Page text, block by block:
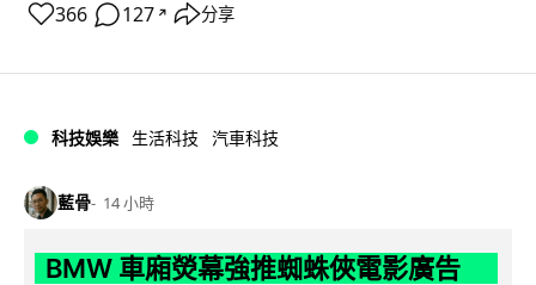
366 127 ↗ 分享
科技娛樂 生活科技 汽車科技
藍骨 14 小時
BMW 車廂熒幕強推蜘蛛俠電影廣告